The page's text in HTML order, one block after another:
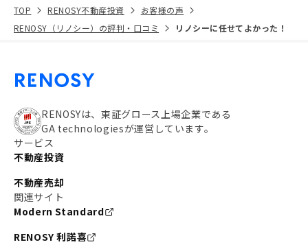
TOP RENOSY不動産投資
お客様の声
RENOSY（リノシー）の評判・口コミ
リノシーに任せてよかった！
RENOSYは、東証グロース上場企業である
GA technologiesが運営しています。
サービス
不動産投資
不動産売却
関連サイト
Modern Standard
RENOSY 利諾喜